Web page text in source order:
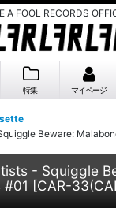
A FOOL RECORDS
特集 マイページ
Beware:
- Squiggle
#01 [CAR-